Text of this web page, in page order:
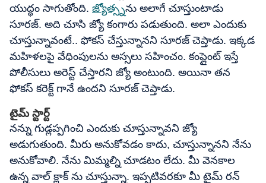
యుద్ధం సాగుతోంది. జ్యోత్స్నను అలాగే చూస్తుంటాడు
సూరజ్. అది చూసి జ్యో కంగారు పడుతుంది. అలా ఎందుకు
చూస్తున్నావంటే.. ఫోకస్ చేస్తున్నానని సూరజ్ చెప్తాడు. ఇక్కడ
మహిళలపై వేధింపులను అస్సలు సహించం. కంప్లైంట్ ఇస్తే
పోలీసులు అరెస్ట్ చేస్తారని జ్యో అంటుంది. అయినా తన
ఫోకస్ కరెక్ట్ గానే ఉందని సూరజ్ చెప్తాడు.
టైమ్ స్టార్ట్
నన్ను గుడ్లప్పగించి ఎందుకు చూస్తున్నావని జ్యో
అడుగుతుంది. మీరు అనుకోవడం కాదు, చూస్తున్నానని నేను
అనుకోవాలి. నేను మిమ్మల్ని చూడటం లేదు. మీ వెనకాల
ఉన్న వాల్ క్లాక్ ను చూస్తున్నా. ఇప్పటివరకూ మీ టైమ్ రన్